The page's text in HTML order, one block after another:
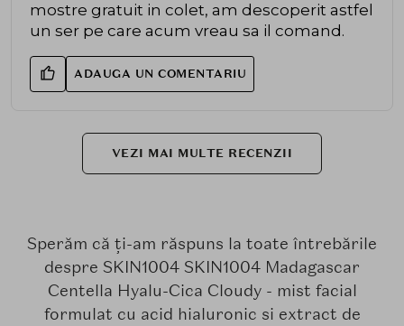
mostre gratuit in colet, am descoperit astfel
un ser pe care acum vreau sa il comand.
ADAUGA UN COMENTARIU
VEZI MAI MULTE RECENZII
Sperăm că ți-am răspuns la toate întrebările
despre SKIN1004 SKIN1004 Madagascar
Centella Hyalu-Cica Cloudy - mist facial
formulat cu acid hialuronic si extract de